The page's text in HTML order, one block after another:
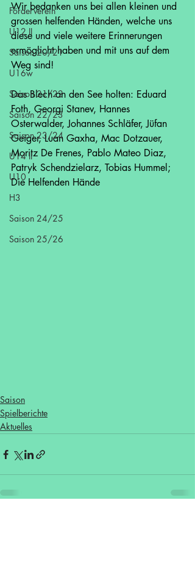
Förderverein
U12 II
Saison 20/21
U16w
Saison 21/22
Saison 22/23
Saison 23/24
U14 II
U10
H3
Saison 24/25
Saison 25/26
Wir bedanken uns bei allen kleinen und
grossen helfenden Händen, welche uns
diese und viele weitere Erinnerungen
ermöglicht haben und mit uns auf dem
Weg sind!
Das Blech an den See holten: Eduard
Foth, Georgi Stanev, Hannes
Osterwalder, Johannes Schläfer, Jüfan
Geiger, Luan Gaxha, Mac Dotzauer,
Moritz De Frenes, Pablo Mateo Diaz,
Patryk Schendzielarz, Tobias Hummel;
Die Helfenden Hände
Saison
Spielberichte
Aktuelles